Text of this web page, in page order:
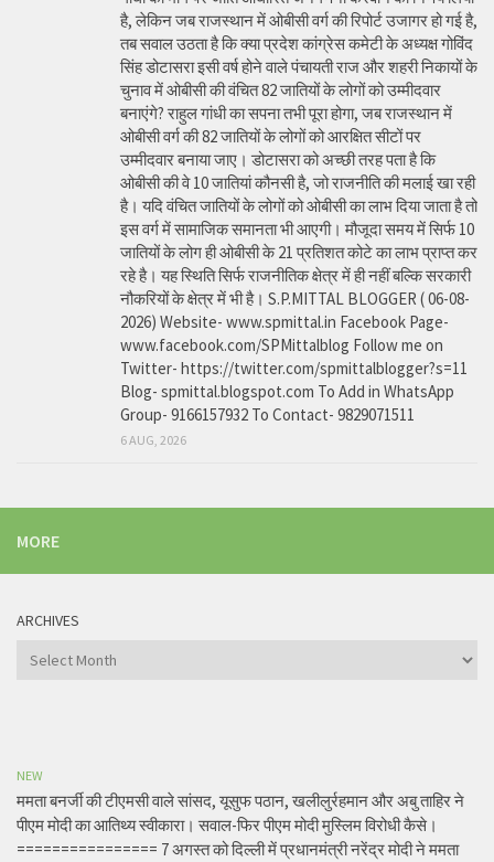
है, लेकिन जब राजस्थान में ओबीसी वर्ग की रिपोर्ट उजागर हो गई है,
तब सवाल उठता है कि क्या प्रदेश कांग्रेस कमेटी के अध्यक्ष गोविंद
सिंह डोटासरा इसी वर्ष होने वाले पंचायती राज और शहरी निकायों के
चुनाव में ओबीसी की वंचित 82 जातियों के लोगों को उम्मीदवार
बनाएंगे? राहुल गांधी का सपना तभी पूरा होगा, जब राजस्थान में
ओबीसी वर्ग की 82 जातियों के लोगों को आरक्षित सीटों पर
उम्मीदवार बनाया जाए। डोटासरा को अच्छी तरह पता है कि
ओबीसी की वे 10 जातियां कौनसी है, जो राजनीति की मलाई खा रही
है। यदि वंचित जातियों के लोगों को ओबीसी का लाभ दिया जाता है तो
इस वर्ग में सामाजिक समानता भी आएगी। मौजूदा समय में सिर्फ 10
जातियों के लोग ही ओबीसी के 21 प्रतिशत कोटे का लाभ प्राप्त कर
रहे है। यह स्थिति सिर्फ राजनीतिक क्षेत्र में ही नहीं बल्कि सरकारी
नौकरियों के क्षेत्र में भी है। S.P.MITTAL BLOGGER ( 06-08-
2026) Website- www.spmittal.in Facebook Page-
www.facebook.com/SPMittalblog Follow me on
Twitter- https://twitter.com/spmittalblogger?s=11
Blog- spmittal.blogspot.com To Add in WhatsApp
Group- 9166157932 To Contact- 9829071511
6 AUG, 2026
MORE
ARCHIVES
Archives
NEW
ममता बनर्जी की टीएमसी वाले सांसद, यूसुफ पठान, खलीलुर्रहमान और अबु ताहिर ने
पीएम मोदी का आतिथ्य स्वीकारा। सवाल-फिर पीएम मोदी मुस्लिम विरोधी कैसे।
================ 7 अगस्त को दिल्ली में प्रधानमंत्री नरेंद्र मोदी ने ममता